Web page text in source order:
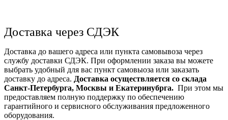
Доставка через СДЭК
Доставка до вашего адреса или пункта самовывоза через
службу доставки СДЭК. При оформлении заказа вы можете
выбрать удобный для вас пункт самовыоза или заказать
доставку до адреса. Доставка осуществляется со склада
Санкт-Петербурга, Москвы и Екатеринубрга. При этом мы
предоставляем полную поддержку по обеспечению
гарантийного и сервисного обслуживания предложенного
оборудования.